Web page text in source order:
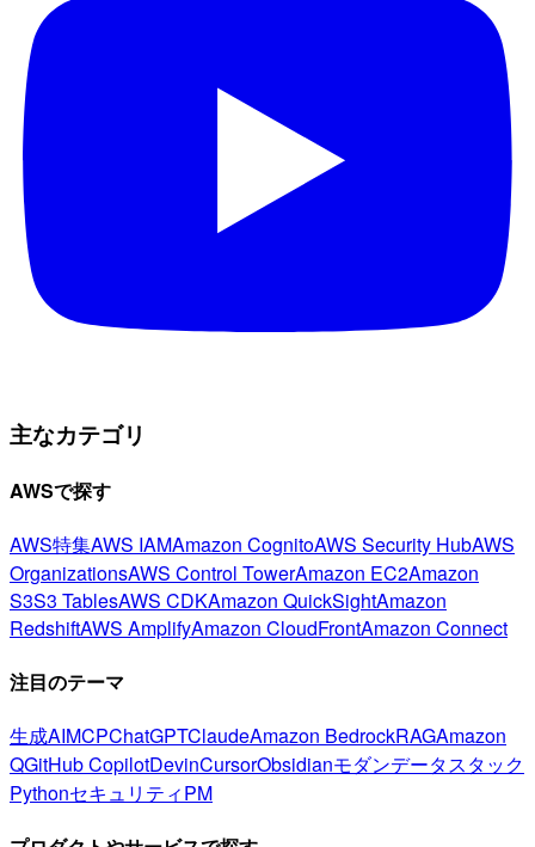
主なカテゴリ
AWSで探す
AWS特集AWS IAMAmazon CognitoAWS Security HubAWS
OrganizationsAWS Control TowerAmazon EC2Amazon
S3S3 TablesAWS CDKAmazon QuickSightAmazon
RedshiftAWS AmplifyAmazon CloudFrontAmazon Connect
注目のテーマ
生成AIMCPChatGPTClaudeAmazon BedrockRAGAmazon
QGitHub CopilotDevinCursorObsidianモダンデータスタック
PythonセキュリティPM